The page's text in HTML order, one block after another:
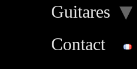
Guitares
Contact